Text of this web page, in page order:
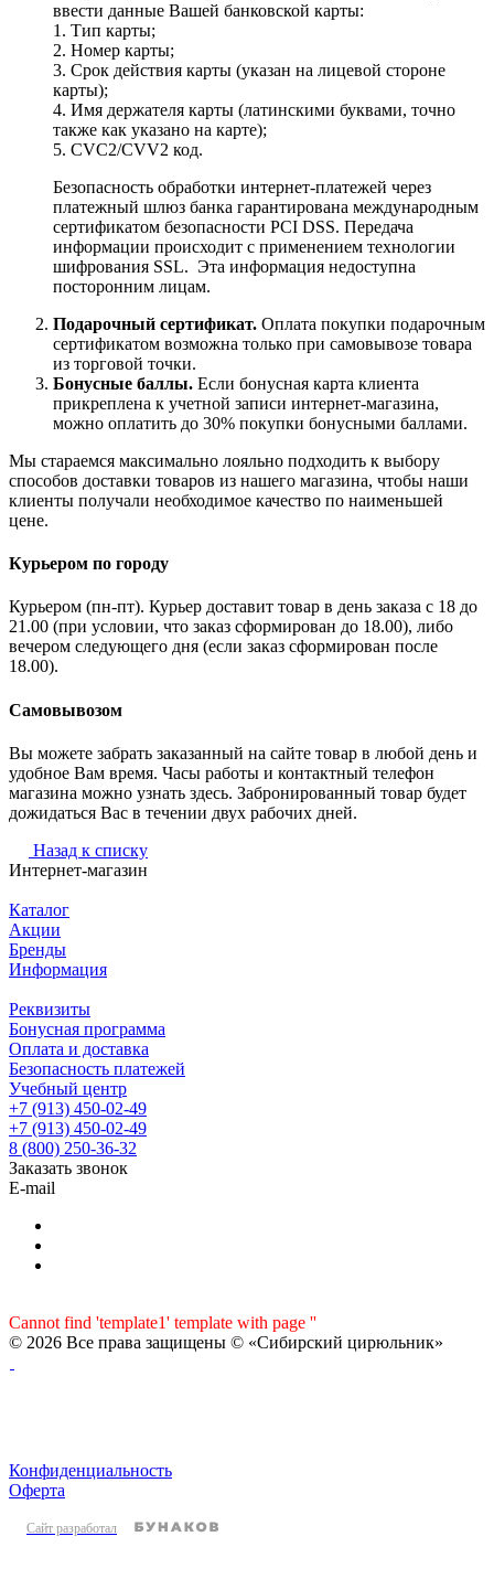
ввести данные Вашей банковской карты:
1. Тип карты;
2. Номер карты;
3. Срок действия карты (указан на лицевой стороне
карты);
4. Имя держателя карты (латинскими буквами, точно
также как указано на карте);
5. CVC2/CVV2 код.
Безопасность обработки интернет-платежей через
платежный шлюз банка гарантирована международным
сертификатом безопасности PCI DSS. Передача
информации происходит с применением технологии
шифрования SSL. Эта информация недоступна
посторонним лицам.
Подарочный сертификат. Оплата покупки подарочным
сертификатом возможна только при самовывозе товара
из торговой точки.
Бонусные баллы. Если бонусная карта клиента
прикреплена к учетной записи интернет-магазина,
можно оплатить до 30% покупки бонусными баллами.
Мы стараемся максимально лояльно подходить к выбору
способов доставки товаров из нашего магазина, чтобы наши
клиенты получали необходимое качество по наименьшей
цене.
Курьером по городу
Курьером (пн-пт). Курьер доставит товар в день заказа с 18 до
21.00 (при условии, что заказ сформирован до 18.00), либо
вечером следующего дня (если заказ сформирован после
18.00).
Самовывозом
Вы можете забрать заказанный на сайте товар в любой день и
удобное Вам время. Часы работы и контактный телефон
магазина можно узнать здесь. Забронированный товар будет
дожидаться Вас в течении двух рабочих дней.
Назад к списку
Интернет-магазин
Каталог
Акции
Бренды
Информация
Реквизиты
Бонусная программа
Оплата и доставка
Безопасность платежей
Учебный центр
+7 (913) 450-02-49
+7 (913) 450-02-49
8 (800) 250-36-32
Заказать звонок
E-mail
Cannot find 'template1' template with page ''
© 2026 Все права защищены © «Сибирский цирюльник»
Конфиденциальность
Оферта
Сайт разработал